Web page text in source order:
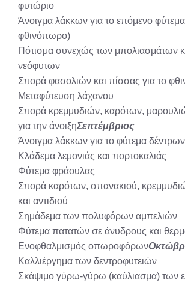
φυτώριο
Άνοιγμα λάκκων για το επόμενο φύτεμα
φθινόπωρο)
Πότισμα συνεχώς των μπολιασμάτων
νεόφυτων
Σπορά φασολιών και πίσσας για το
Μεταφύτευση λάχανου
Σπορά κρεμμυδιών, καρότων,
για την άνοιξηΣεπτέμβριος
Άνοιγμα λάκκων για το φύτεμα δέντρων
Κλάδεμα λεμονιάς και πορτοκαλιάς
Φύτεμα φράουλας
Σπορά καρότων, σπανακιού,
και αντιδιού
Σημάδεμα των πολυφόρων αμπελιών
Φύτεμα πατατών σε άνυδρους και
Ενοφθαλμισμός οπωροφόρων
Καλλιέργημα των δεντροφυτειών
Σκάψιμο γύρω-γύρω (καύλιασμα) των